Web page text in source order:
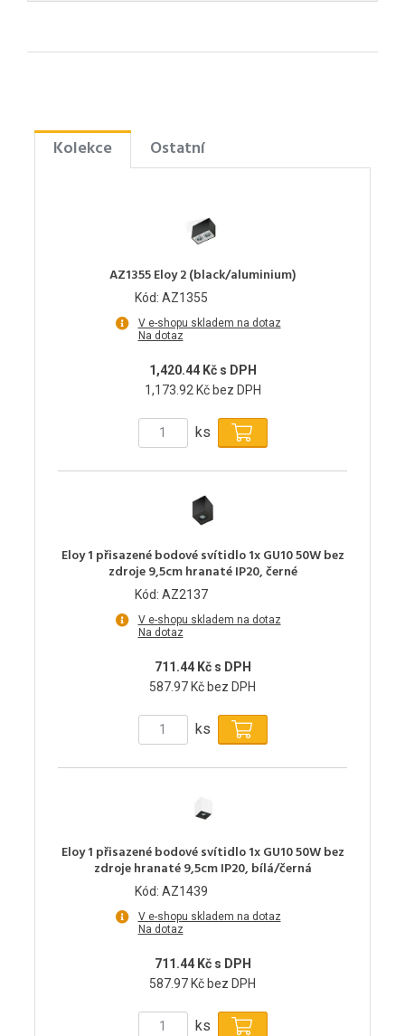
Kolekce Ostatní
AZ1355 Eloy 2 (black/aluminium)
Kód: AZ1355
V e-shopu skladem na dotaz
Na dotaz
1,420.44 Kč s DPH
1,173.92 Kč bez DPH
ks
Eloy 1 přisazené bodové svítidlo 1x GU10 50W bez
zdroje 9,5cm hranaté IP20, černé
Kód: AZ2137
V e-shopu skladem na dotaz
Na dotaz
711.44 Kč s DPH
587.97 Kč bez DPH
ks
Eloy 1 přisazené bodové svítidlo 1x GU10 50W bez
zdroje hranaté 9,5cm IP20, bílá/černá
Kód: AZ1439
V e-shopu skladem na dotaz
Na dotaz
711.44 Kč s DPH
587.97 Kč bez DPH
ks